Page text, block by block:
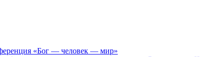
«Бог — человек — мир»